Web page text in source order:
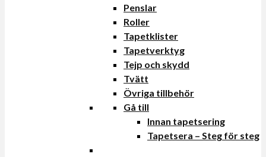
Penslar
Roller
Tapetklister
Tapetverktyg
Tejp och skydd
Tvätt
Övriga tillbehör
Gå till
Innan tapetsering
Tapetsera – Steg för steg